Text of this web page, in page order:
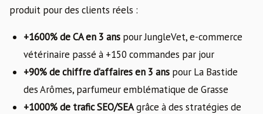
produit pour des clients réels :
+1600% de CA en 3 ans pour JungleVet, e-commerce
vétérinaire passé à +150 commandes par jour
+90% de chiffre d’affaires en 3 ans pour La Bastide
des Arômes, parfumeur emblématique de Grasse
+1000% de trafic SEO/SEAgrâce à des stratégies de